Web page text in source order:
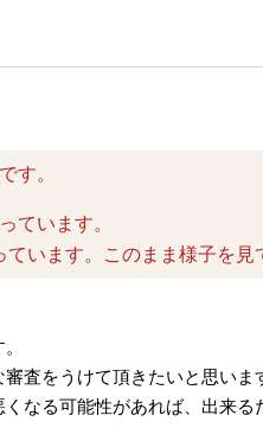
す。
ています。
います。このまま様子を見
査をうけて頂きたいと思いま
なる可能性があれば、出来